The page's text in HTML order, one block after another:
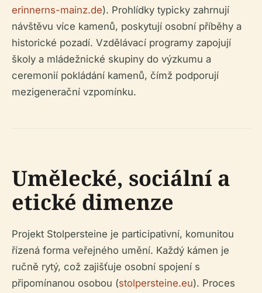
erinnerns-mainz.de). Prohlídky typicky zahrnují
návštěvu více kamenů, poskytují osobní příběhy a
historické pozadí. Vzdělávací programy zapojují
školy a mládežnické skupiny do výzkumu a
ceremonií pokládání kamenů, čímž podporují
mezigenerační vzpomínku.
Umělecké, sociální a
etické dimenze
Projekt Stolpersteine je participativní, komunitou
řízená forma veřejného umění. Každý kámen je
ručně rytý, což zajišťuje osobní spojení s
připomínanou osobou (stolpersteine.eu). Proces